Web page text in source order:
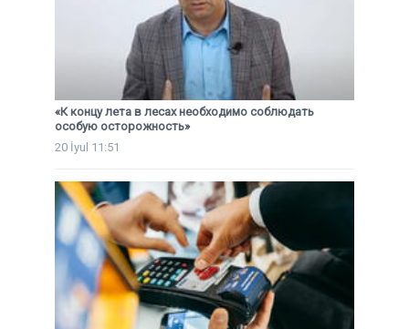
«К концу лета в лесах необходимо соблюдать
особую осторожность»
20 İyul 11:51